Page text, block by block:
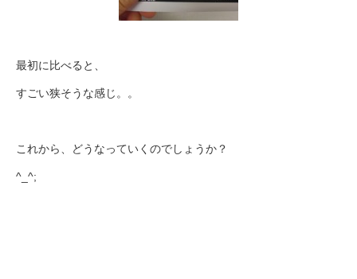
最初に比べると、
すごい狭そうな感じ。。
これから、どうなっていくのでしょうか？
^_^;